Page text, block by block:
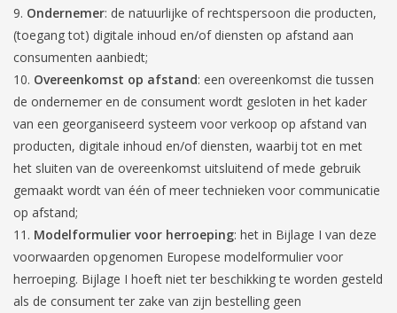
Ondernemer: de natuurlijke of rechtspersoon die producten,
(toegang tot) digitale inhoud en/of diensten op afstand aan
consumenten aanbiedt;
Overeenkomst op afstand: een overeenkomst die tussen
de ondernemer en de consument wordt gesloten in het kader
van een georganiseerd systeem voor verkoop op afstand van
producten, digitale inhoud en/of diensten, waarbij tot en met
het sluiten van de overeenkomst uitsluitend of mede gebruik
gemaakt wordt van één of meer technieken voor communicatie
op afstand;
Modelformulier voor herroeping: het in Bijlage I van deze
voorwaarden opgenomen Europese modelformulier voor
herroeping. Bijlage I hoeft niet ter beschikking te worden gesteld
als de consument ter zake van zijn bestelling geen